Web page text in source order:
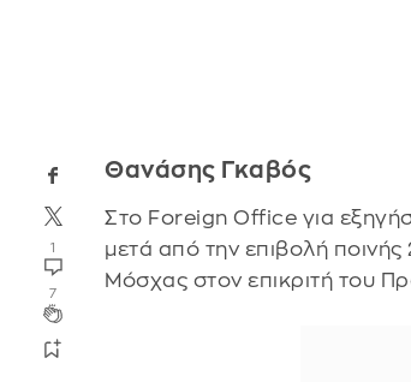
1
7
Θανάσης Γκαβός
Στο Foreign Office για
μετά από την επιβολή
Μόσχας στον επικριτή του